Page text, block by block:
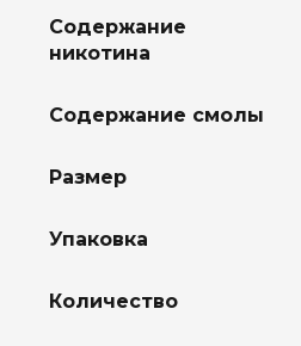
Содержание
никотина
Содержание смолы
Размер
Упаковка
Количество